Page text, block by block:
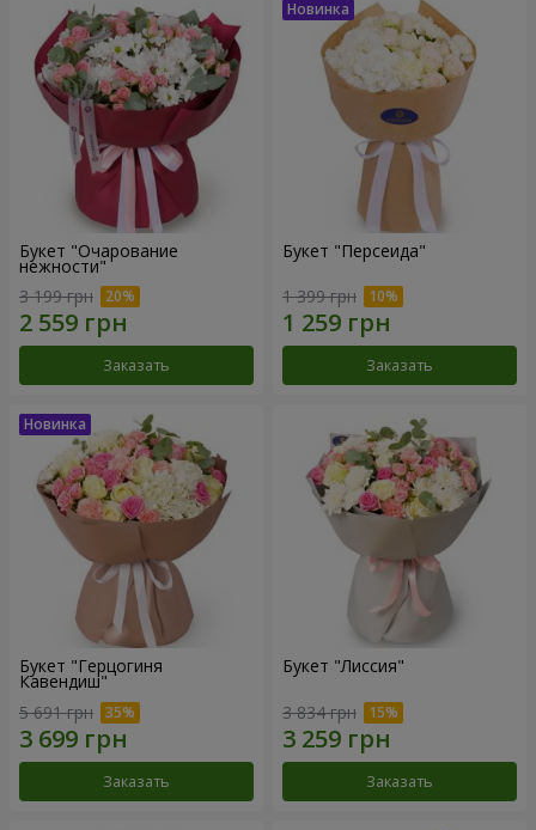
Букет "Очарование
нежности"
3 199 грн
Заказать
Букет "Персеида"
1 399 грн
Заказать
Букет "Герцогиня
Кавендиш"
5 691 грн
Заказать
Букет "Лиссия"
3 834 грн
Заказать